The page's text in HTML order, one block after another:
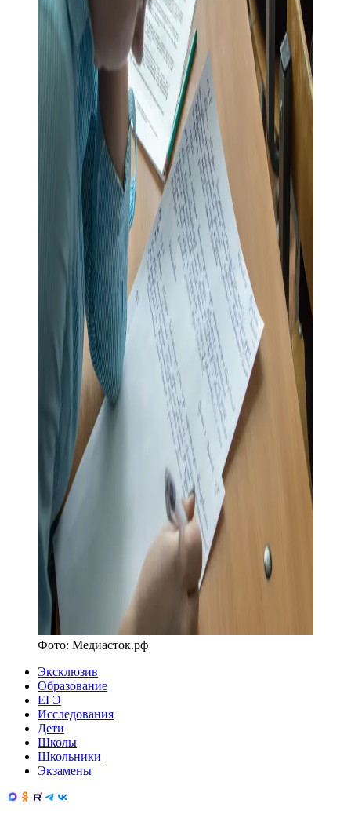
Фото: Медиасток.рф
Эксклюзив
Образование
ЕГЭ
Исследования
Дети
Школы
Школьники
Экзамены